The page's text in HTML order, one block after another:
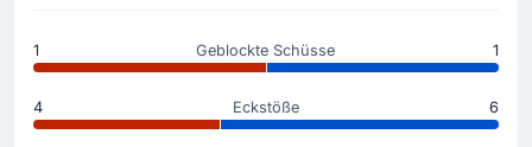
30'
Nacho Perez Gomez
1 Geblockte Schüsse 1
4 Eckstöße 6